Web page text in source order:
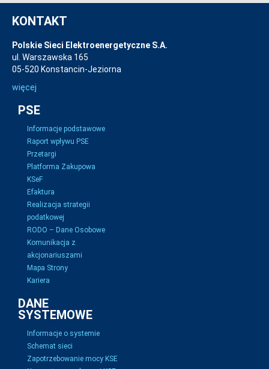
KONTAKT
Polskie Sieci Elektroenergetyczne S.A.
ul. Warszawska 165
05-520 Konstancin-Jeziorna
więcej
PSE
Informacje podstawowe
Raport wpływu PSE
Przetargi
Platforma Zakupowa
KSeF
Efaktura
Realizacja strategii
podatkowej
RODO – Dane Osobowe
Komunikacja z
akcjonariuszami
Mapa Strony
Kariera
DANE
SYSTEMOWE
Informacje o systemie
Schemat sieci
Zapotrzebowanie mocy KSE